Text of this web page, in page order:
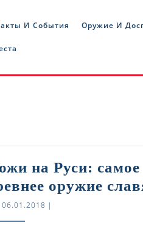
И События Оружие И
на Руси: самое
оружие
06.01.201806.01.2018
|